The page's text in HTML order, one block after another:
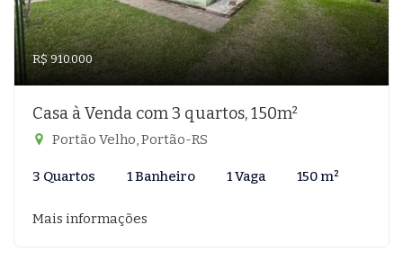
R$ 910.000
Casa à Venda com 3 quartos, 150m²
Portão Velho, Portão-RS
3 Quartos 1 Banheiro 1 Vaga 150 m²
Mais informações